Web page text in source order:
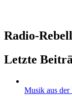
Radio-
Letzte
Musik aus